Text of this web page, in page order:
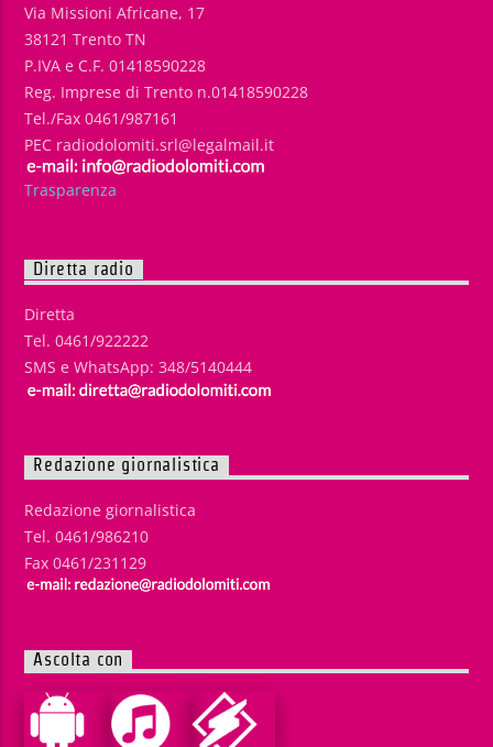
Via Missioni Africane, 17
38121 Trento TN
P.IVA e C.F. 01418590228
Reg. Imprese di Trento n.01418590228
Tel./Fax 0461/987161
PEC radiodolomiti.srl@legalmail.it
Trasparenza
Diretta radio
Diretta
Tel. 0461/922222
SMS e WhatsApp: 348/5140444
Redazione giornalistica
Redazione giornalistica
Tel. 0461/986210
Fax 0461/231129
Ascolta con